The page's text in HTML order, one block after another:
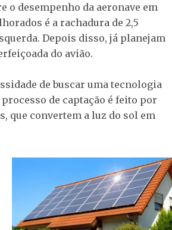
o desempenho da aeronave em
é a rachadura de 2,5
Depois disso, já planejam
do avião.
de buscar uma tecnologia
de captação é feito por
que convertem a luz do sol em